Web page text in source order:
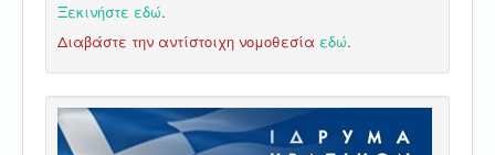
Ξεκινήστε εδώ.
Διαβάστε την αντίστοιχη νομοθεσία εδώ.